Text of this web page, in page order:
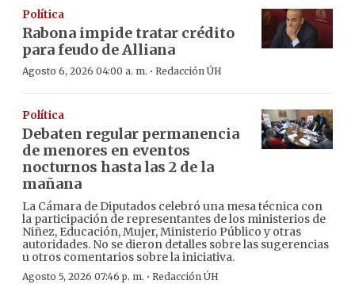
Política
Rabona impide tratar crédito
para feudo de Alliana
Agosto 6, 2026 04:00 a. m. · Redacción ÚH
Política
Debaten regular permanencia
de menores en eventos
nocturnos hasta las 2 de la
mañana
La Cámara de Diputados celebró una mesa técnica con
la participación de representantes de los ministerios de
Niñez, Educación, Mujer, Ministerio Público y otras
autoridades. No se dieron detalles sobre las sugerencias
u otros comentarios sobre la iniciativa.
Agosto 5, 2026 07:46 p. m. · Redacción ÚH